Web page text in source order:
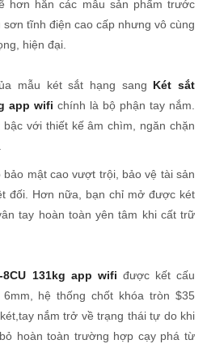
hơn hẳn các mẫu sản phẩm trước
tĩnh điện cao cấp nhưng vô cùng
hiện đại.
mẫu két sắt hạng sang Két sắt
app wifi chính là bộ phận tay nắm.
với thiết kế âm chìm, ngăn chặn
mật cao vượt trội, bảo vệ tài sản
đối. Hơn nữa, bạn chỉ mở được két
tay hoàn toàn yên tâm khi cất trữ
131kg app wifi được kết cấu
hệ thống chốt khóa tròn $35
nắm trở về trạng thái tự do khi
hoàn toàn trường hợp cạy phá từ